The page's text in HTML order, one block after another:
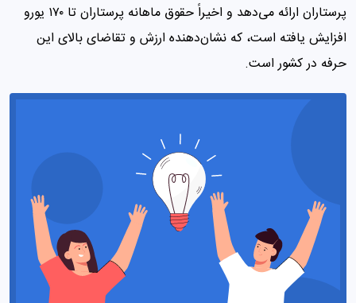
پرستاران ارائه می‌دهد و اخیراً حقوق ماهانه پرستاران تا ۱۷۰ یورو
افزایش یافته است، که نشان‌دهنده ارزش و تقاضای بالای این
حرفه در کشور است.